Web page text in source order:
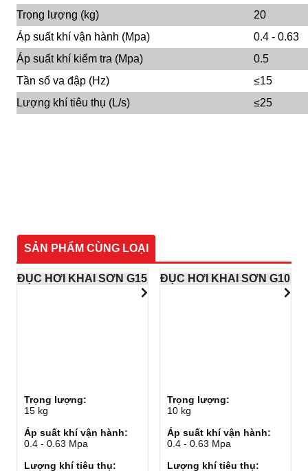
Trọng lượng (kg)
20
Áp suất khí vận hành (Mpa)
0.4 - 0.63
Áp suất khí kiểm tra (Mpa)
0.5
Tần số va đập (Hz)
≤15
Lượng khí tiêu thụ (L/s)
≤25
SẢN PHẨM CÙNG LOẠI
ĐỤC HƠI KHAI SƠN G15
Trọng lượng:
15 kg
Áp suất khí vận hành:
0.4 - 0.63 Mpa
Lượng khí tiêu thụ:
ĐỤC HƠI KHAI SƠN G10
Trọng lượng:
10 kg
Áp suất khí vận hành:
0.4 - 0.63 Mpa
Lượng khí tiêu thụ: